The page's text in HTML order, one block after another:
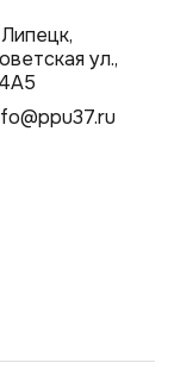
Липецк,
ул.,